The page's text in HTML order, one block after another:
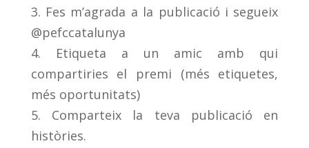
3. Fes m’agrada a la publicació i segueix
@pefccatalunya
4. Etiqueta a un amic amb qui
compartiries el premi (més etiquetes,
més oportunitats)
5. Comparteix la teva publicació en
històries.